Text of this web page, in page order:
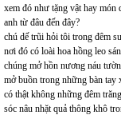
xem đó như tặng vật hay món
anh từ đâu đến đây?
chú dế trũi hỏi tôi trong đêm
nơi đó có loài hoa hồng leo
chúng mở hồn nương náu
mở buồn trong những bàn tay
có thật không những đêm trăng
sóc nâu nhặt quả thông khô